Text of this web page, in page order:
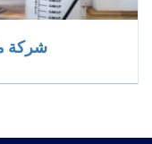
شركة